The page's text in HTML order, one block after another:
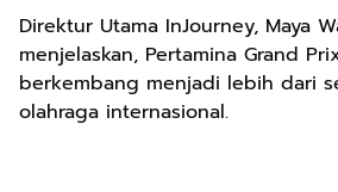
Direktur Utama InJourney, Maya
menjelaskan, Pertamina Grand
berkembang menjadi lebih dari
olahraga internasional.